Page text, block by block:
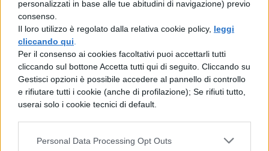
personalizzati in base alle tue abitudini di navigazione) previo
consenso.
Il loro utilizzo è regolato dalla relativa cookie policy, leggi
cliccando qui
Per il consenso ai cookies facoltativi puoi accettarli tutti
cliccando sul bottone Accetta tutti qui di seguito. Cliccando su
Gestisci opzioni è possibile accedere al pannello di controllo
e rifiutare tutti i cookie (anche di profilazione); Se rifiuti tutto,
userai solo i cookie tecnici di default.
Personal Data Processing Opt Outs
pensare, per quanto io faccia,
che c’era là piacere.
Se questa convinzione proviene dal cielo,
se questo è il piano sacro di natura,
non ho ragione io di lamentare
cos’ha fatto l’uomo dell’uomo?